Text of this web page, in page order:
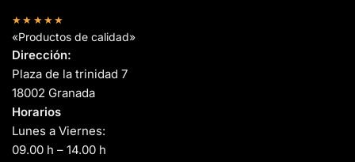
★★★★★
«Productos de calidad»
Dirección:
Plaza de la trinidad 7
18002 Granada
Horarios
Lunes a Viernes:
09.00 h – 14.00 h